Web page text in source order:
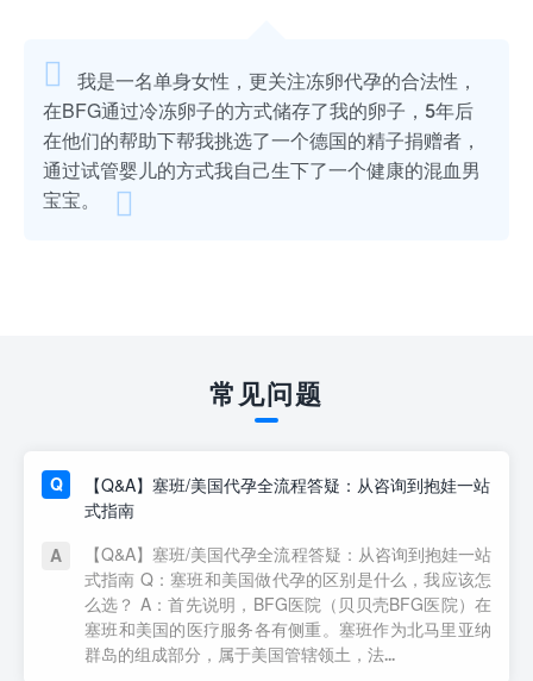

我是一名单身女性，更关注冻卵代孕的合法性，
在BFG通过冷冻卵子的方式储存了我的卵子，5年后
在他们的帮助下帮我挑选了一个德国的精子捐赠者，
通过试管婴儿的方式我自己生下了一个健康的混血男
宝宝。

常见问题
【Q&A】塞班/美国代孕全流程答疑：从咨询到抱娃一站
式指南
【Q&A】塞班/美国代孕全流程答疑：从咨询到抱娃一站
式指南 Q：塞班和美国做代孕的区别是什么，我应该怎
么选？ A：首先说明，BFG医院（贝贝壳BFG医院）在
塞班和美国的医疗服务各有侧重。塞班作为北马里亚纳
群岛的组成部分，属于美国管辖领土，法...